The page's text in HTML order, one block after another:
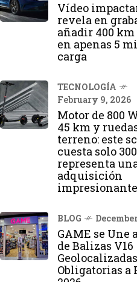
Vídeo
revela en
añadir 400 km
en apenas 5
carga
TECNOLOGÍA
February 9, 2026
Motor de 800
45 km y
terreno: este
cuesta solo
representa
adquisición
impresionante
BLOG
GAME se Une
de Balizas V16
Obligatorias a